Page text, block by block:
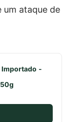
ataque de
Importado -